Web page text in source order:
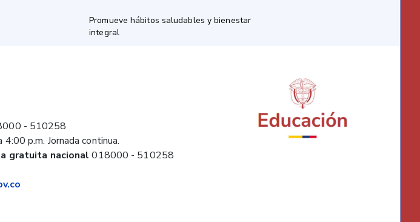
Promueve hábitos saludables y bienestar
integral
- 510258
p.m. Jornada continua.
gratuita nacional 018000 - 510258